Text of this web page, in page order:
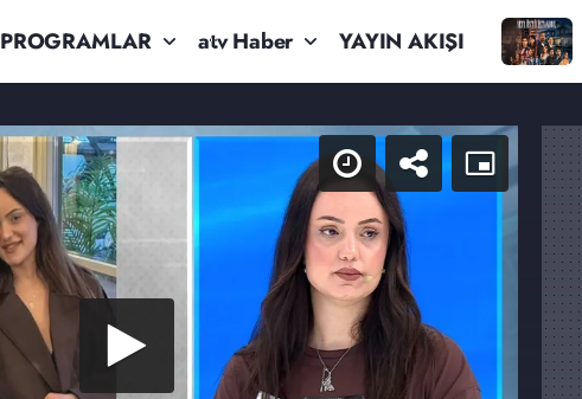
PROGRAMLAR atv Haber YAYIN AKIŞI